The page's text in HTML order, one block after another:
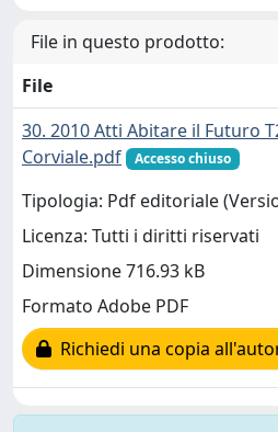
File in questo prodotto:
File
30. 2010 Atti Abitare il Futuro
Corviale.pdf
Accesso chiuso
Tipologia: Pdf editoriale
Licenza: Tutti i diritti riservati
Dimensione 716.93 kB
Formato Adobe PDF
Richiedi una copia